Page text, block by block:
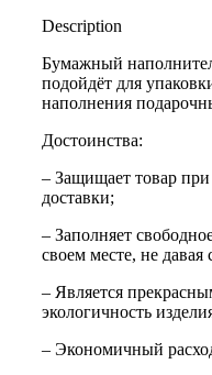
Description
Бумажный
подойдёт для
наполнения
Достоинства:
– Защищает товар при
доставки;
– Заполняет
своем месте, не давая
– Является
экологичность
– Экономичный